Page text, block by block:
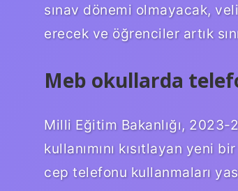
sınav dönemi olmayacak,
erecek ve öğrenciler artık
Meb okullarda
Milli Eğitim Bakanlığı,
kullanımını kısıtlayan yeni
cep telefonu kullanmaları